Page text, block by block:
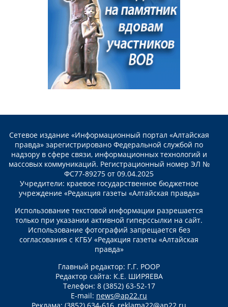
Сетевое издание «Информационный портал «Алтайская
правда» зарегистрировано Федеральной службой по
надзору в сфере связи, информационных технологий и
массовых коммуникаций. Регистрационный номер ЭЛ №
ФС77-89275 от 09.04.2025
Учредители: краевое государственное бюджетное
учреждение «Редакция газеты «Алтайская правда»
Использование текстовой информации разрешается
только при указании активной гиперссылки на сайт.
Использование фотографий запрещается без
согласования с КГБУ «Редакция газеты «Алтайская
правда»
Главный редактор: Г.Г. РООР
Редактор сайта: К.Е. ШИРЯЕВА
Телефон: 8 (3852) 63-52-17
E-mail: news@ap22.ru